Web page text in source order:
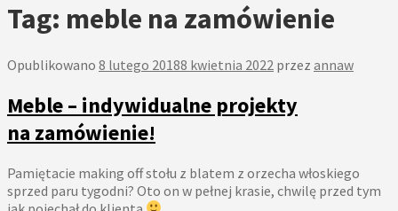
Tag: meble na zamówienie
Opublikowano 8 lutego 20188 kwietnia 2022 przez annaw
Meble – indywidualne projekty
na zamówienie!
Pamiętacie making off stołu z blatem z orzecha włoskiego
sprzed paru tygodni? Oto on w pełnej krasie, chwilę przed tym